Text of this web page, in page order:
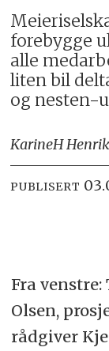
forebygge
alle
liten bil
og nesten-
KarineH
PUBLISERT
Fra
Olsen,
rådgiver